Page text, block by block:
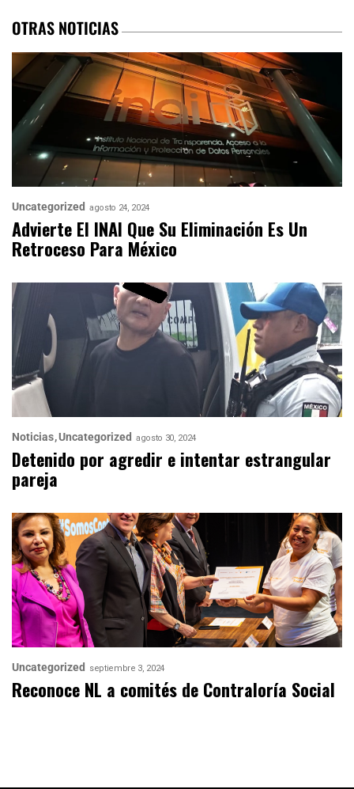
OTRAS NOTICIAS
Uncategorized agosto 24, 2024
Advierte El INAI Que Su Eliminación Es Un
Retroceso Para México
Noticias Uncategorized agosto 30, 2024
Detenido por agredir e intentar estrangular
pareja
Uncategorized septiembre 3, 2024
Reconoce NL a comités de Contraloría Social